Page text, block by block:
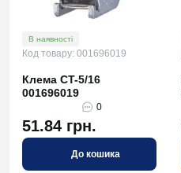
В наявності
Код товару: 001696019
Клема CT-5/16
001696019
0
51.84 грн.
До кошика